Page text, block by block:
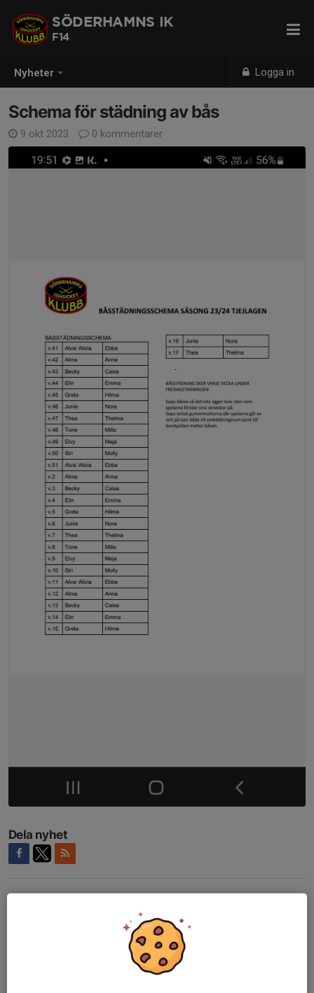
Nyheter Logga in
SÖDERHAMNS IK
F14
Schema för städning av bås
9 okt 2023 0 kommentarer
Dela nyhet